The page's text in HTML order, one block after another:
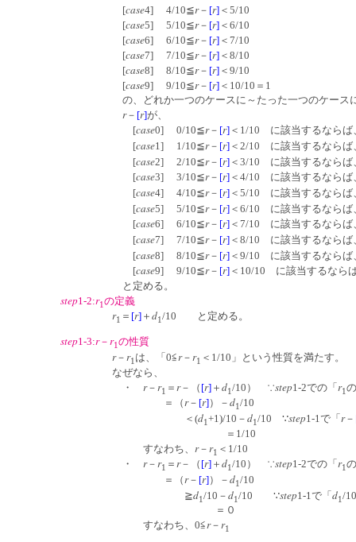
[case4] 4/10≦r－ [r] ＜5/10
[case5] 5/10≦r－ [r] ＜6/10
[case6] 6/10≦r－ [r] ＜7/10
[case7] 7/10≦r－ [r] ＜8/10
[case8] 8/10≦r－ [r] ＜9/10
[case9] 9/10≦r－ [r] ＜10/10＝1
の、どれか一つのケースに～たった一つのケースにだ
r－ [r]が、
[case0] 0/10≦r－ [r] ＜1/10 に該当するならば
[case1] 1/10≦r－ [r] ＜2/10 に該当するならば
[case2] 2/10≦r－ [r] ＜3/10 に該当するならば
[case3] 3/10≦r－ [r] ＜4/10 に該当するならば
[case4] 4/10≦r－ [r] ＜5/10 に該当するならば
[case5] 5/10≦r－ [r] ＜6/10 に該当するならば
[case6] 6/10≦r－ [r] ＜7/10 に該当するならば
[case7] 7/10≦r－ [r] ＜8/10 に該当するならば
[case8] 8/10≦r－ [r] ＜9/10 に該当するならば
[case9] 9/10≦r－ [r] ＜10/10 に該当するなら
と定める。
step1-2:r1の定義
r1 ＝ [r] ＋ d1/10 と定める。
step1-3:r－ r1の性質
r－ r1 は、「0≦r－ r1 ＜1/10」という性質を満たす。
なぜなら、
・ r－ r1 ＝ r－（ [r] ＋ d1/10） ∵step1-2での「r1
＝（r－ [r]）－ d1/10
＜(d1+1)/10－ d1/10 ∵step1-1で「 r－
＝1/10
すなわち、 r－ r1 ＜1/10
・ r－ r1 ＝ r－（ [r] ＋ d1/10） ∵step1-2での「 r1
＝（r－ [r]）－ d1/10
≧d1/10－ d1/10 ∵step1-1で「d1/
＝０
すなわち、0≦r－ r1